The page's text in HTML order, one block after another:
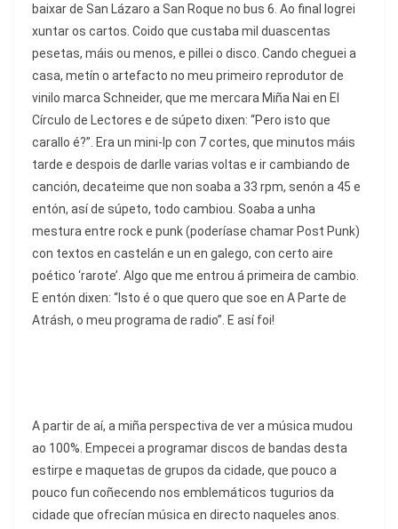
baixar de San Lázaro a San Roque no bus 6. Ao final logrei
xuntar os cartos. Coido que custaba mil duascentas
pesetas, máis ou menos, e pillei o disco. Cando cheguei a
casa, metín o artefacto no meu primeiro reprodutor de
vinilo marca Schneider, que me mercara Miña Nai en El
Círculo de Lectores e de súpeto dixen: “Pero isto que
carallo é?”. Era un mini-lp con 7 cortes, que minutos máis
tarde e despois de darlle varias voltas e ir cambiando de
canción, decateime que non soaba a 33 rpm, senón a 45 e
entón, así de súpeto, todo cambiou. Soaba a unha
mestura entre rock e punk (poderíase chamar Post Punk)
con textos en castelán e un en galego, con certo aire
poético ‘rarote’. Algo que me entrou á primeira de cambio.
E entón dixen: “Isto é o que quero que soe en A Parte de
Atrásh, o meu programa de radio”. E así foi!
A partir de aí, a miña perspectiva de ver a música mudou
ao 100%. Empecei a programar discos de bandas desta
estirpe e maquetas de grupos da cidade, que pouco a
pouco fun coñecendo nos emblemáticos tugurios da
cidade que ofrecían música en directo naqueles anos.